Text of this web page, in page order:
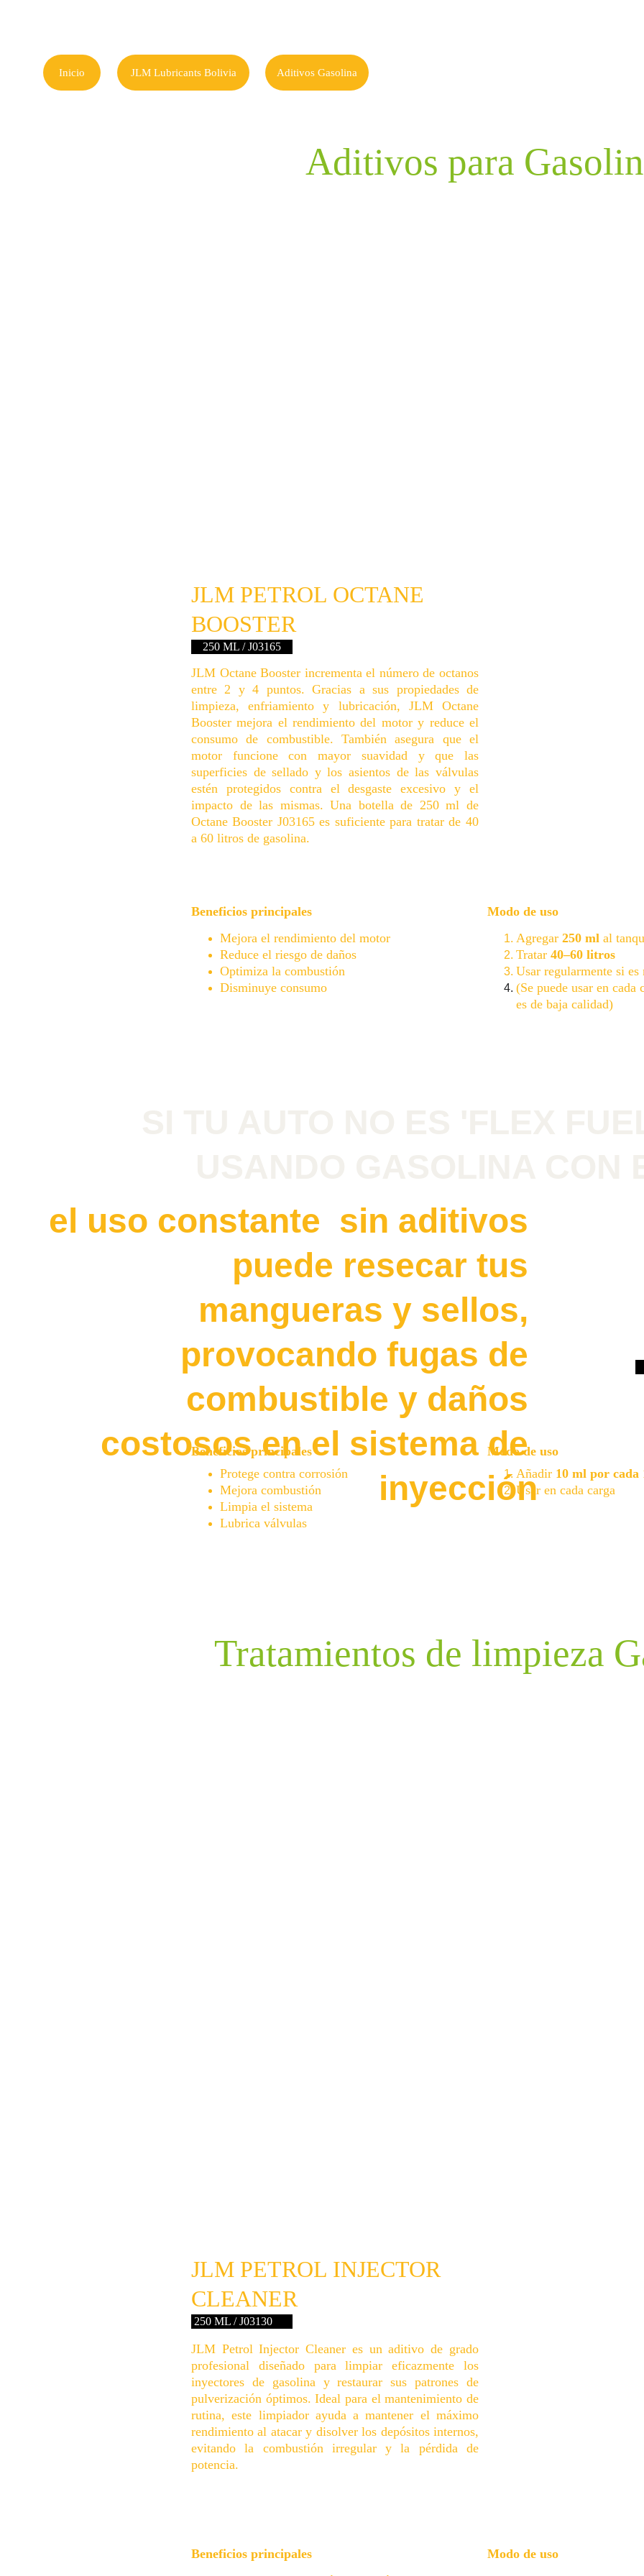
Inicio JLM Lubricants Bolivia > Aditivos Gasolina
Aditivos para
JLM PETROL OCTANE
BOOSTER
250 ML / J03165
JLM Octane Booster incrementa el número de octanos
entre 2 y 4 puntos. Gracias a sus propiedades de
limpieza, enfriamiento y lubricación, JLM Octane
Booster mejora el rendimiento del motor y reduce el
consumo de combustible. También asegura que el
motor funcione con mayor suavidad y que las
superficies de sellado y los asientos de las válvulas
estén protegidos contra el desgaste excesivo y el
impacto de las mismas. Una botella de 250 ml de
Octane Booster J03165 es suficiente para tratar de 40
a 60 litros de gasolina.
Beneficios principales
Mejora el rendimiento del motor
Reduce el riesgo de daños
Optimiza la combustión
Disminuye consumo
Modo de uso
Agregar 250 ml al
Tratar 40–60 litros
Usar regularmente si es
(Se puede usar en
es de baja calidad)
Beneficios principales
Protege contra corrosión
Mejora combustión
Limpia el sistema
Lubrica válvulas
Modo de uso
Añadir 10 ml por cada
Usar en cada carga
el uso constante  sin aditivos
puede resecar tus
mangueras y sellos,
provocando fugas de
combustible y daños
costosos en el sistema de
inyección
Tratamientos de limpieza
JLM PETROL INJECTOR
CLEANER
250 ML / J03130
JLM Petrol Injector Cleaner es un aditivo de grado
profesional diseñado para limpiar eficazmente los
inyectores de gasolina y restaurar sus patrones de
pulverización óptimos. Ideal para el mantenimiento de
rutina, este limpiador ayuda a mantener el máximo
rendimiento al atacar y disolver los depósitos internos,
evitando la combustión irregular y la pérdida de
potencia.
Beneficios principales
Modo de uso